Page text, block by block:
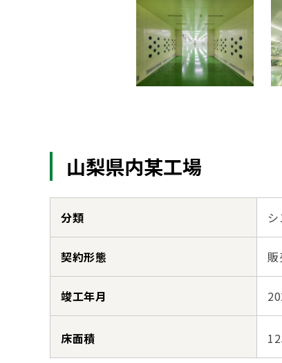
山梨県内某工場
分類
契約形態 販
竣工年月
床面積